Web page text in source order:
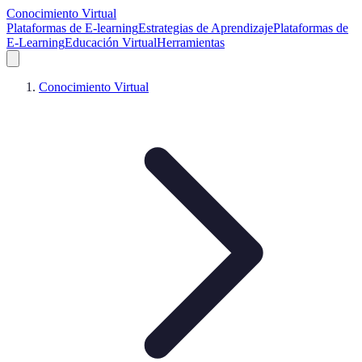
Conocimiento Virtual
Plataformas de E-learningEstrategias de AprendizajePlataformas de
E-LearningEducación VirtualHerramientas
Conocimiento Virtual